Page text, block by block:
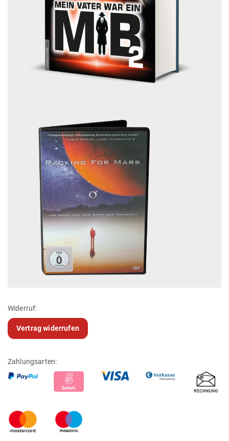
Widerruf:
Vertrag widerrufen
Zahlungsarten: